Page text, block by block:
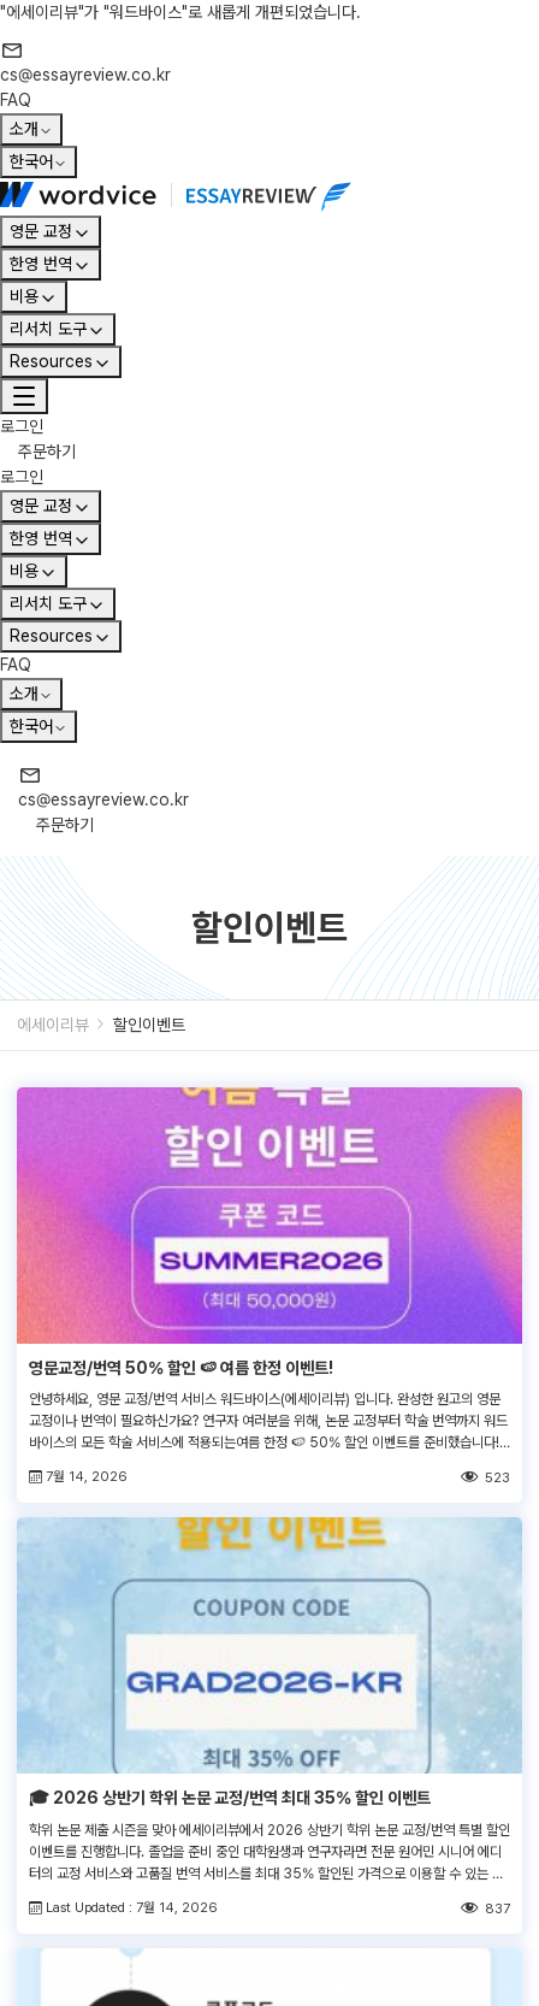
"에세이리뷰"가 "워드바이스"로 새롭게 개편되었습니다.
cs@essayreview.co.kr
FAQ
소개
한국어
영문 교정
한영 번역
비용
리서치 도구
Resources
로그인
주문하기
로그인
영문 교정
한영 번역
비용
리서치 도구
Resources
FAQ
소개
한국어
cs@essayreview.co.kr
주문하기
할인이벤트
에세이리뷰 할인이벤트
영문교정/번역 50% 할인 🍉 여름 한정 이벤트!
안녕하세요, 영문 교정/번역 서비스 워드바이스(에세이리뷰) 입니다. 완성한 원고의 영문
교정이나 번역이 필요하신가요? 연구자 여러분을 위해, 논문 교정부터 학술 번역까지 워드
바이스의 모든 학술 서비스에 적용되는여름 한정 🍉 50% 할인 이벤트를 준비했습니다!
7월 14, 2026 523
🎓 2026 상반기 학위 논문 교정/번역 최대 35% 할인 이벤트
학위 논문 제출 시즌을 맞아 에세이리뷰에서 2026 상반기 학위 논문 교정/번역 특별 할인
이벤트를 진행합니다. 졸업을 준비 중인 대학원생과 연구자라면 전문 원어민 시니어 에디
터의 교정 서비스와 고품질 번역 서비스를 최대 35% 할인된 가격으로 이용할 수 있는 이
‘쿠폰 코드 입력란’에 쿠폰 코드 […]
Last Updated : 7월 14, 2026 837